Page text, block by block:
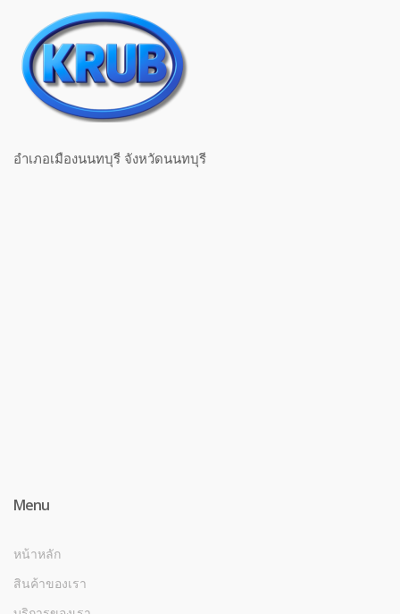
อำเภอเมืองนนทบุรี จังหวัดนนทบุรี
Menu
หน้าหลัก
สินค้าของเรา